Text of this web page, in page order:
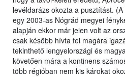
levéldarázs okozta a pusztítást.
egy 2003-as Nógrád megyei
alapján ekkor már jelen volt az
csak később hívta fel magára
tekinthető lengyelországi és
követően mára a kontinens
több régióban nem kis károkat